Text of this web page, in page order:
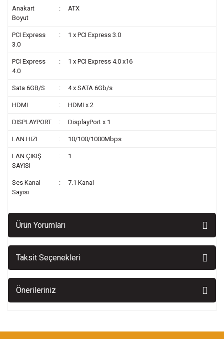
Anakart
Boyut
: ATX
PCI Express
3.0
: 1 x PCI Express 3.0
PCI Express
4.0
: 1 x PCI Express 4.0 x16
Sata 6GB/S : 4 x SATA 6Gb/s
HDMI : HDMI x 2
DISPLAYPORT : DisplayPort x 1
LAN HIZI : 10/100/1000Mbps
LAN ÇIKIŞ
SAYISI
: 1
Ses Kanal
Sayısı
: 7.1 Kanal
Ürün Yorumları
Taksit Seçenekleri
Önerileriniz